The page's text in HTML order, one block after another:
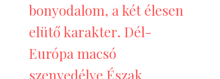
bonyodalom, a két élesen
elütő karakter. Dél-
Európa macsó
szenvedélye Észak